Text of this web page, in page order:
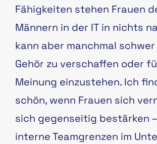
Fähigkeiten stehen Frauen
Männern in der IT in nichts
kann aber manchmal
Gehör zu verschaffen oder
Meinung einzustehen. Ich
schön, wenn Frauen sich
sich gegenseitig bestärken
interne Teamgrenzen im